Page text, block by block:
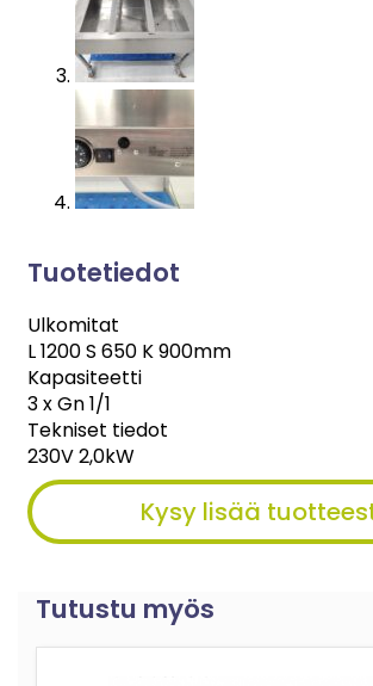
Tuotetiedot
Ulkomitat
L 1200 S 650 K 900mm
Kapasiteetti
3 x Gn 1/1
Tekniset tiedot
230V 2,0kW
Kysy lisää
Tutustu myös